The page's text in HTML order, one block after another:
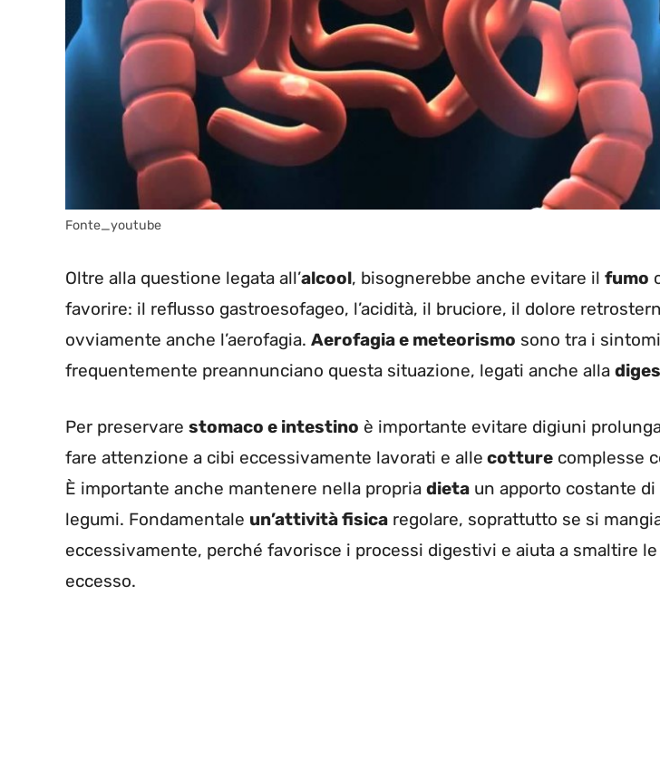
Fonte_youtube
Oltre alla questione legata all’alcool, bisognerebbe anche evitare il fumo
favorire: il reflusso gastroesofageo, l’acidità, il bruciore, il dolore
ovviamente anche l’aerofagia. Aerofagia e meteorismo sono tra i
frequentemente preannunciano questa situazione, legati anche alla
Per preservare stomaco e intestino è importante evitare digiuni
fare attenzione a cibi eccessivamente lavorati e alle cotture complesse
È importante anche mantenere nella propria dieta un apporto costante
legumi. Fondamentale un’attività fisica regolare, soprattutto se si
eccessivamente, perché favorisce i processi digestivi e aiuta a smaltire le
eccesso.